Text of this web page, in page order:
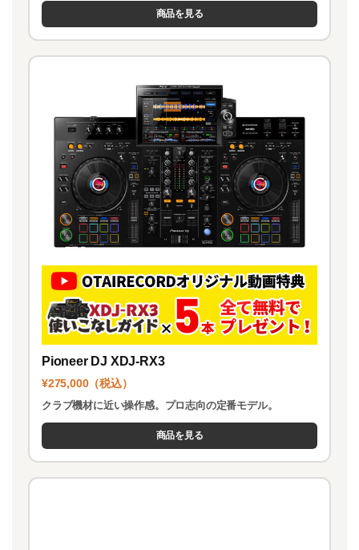
商品を見る
Pioneer DJ XDJ-RX3
¥275,000（税込）
クラブ機材に近い操作感。プロ志向の定番モデル。
商品を見る